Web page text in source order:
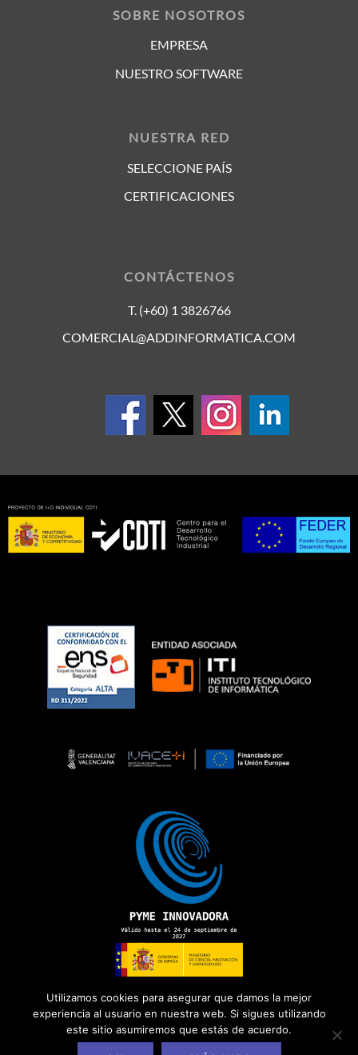
SOBRE NOSOTROS
EMPRESA
NUESTRO SOFTWARE
NUESTRA RED
SELECCIONE PAÍS
CERTIFICACIONES
CONTÁCTENOS
T. (+60) 1 3826766
COMERCIAL@ADDINFORMATICA.COM
Copyright 2026 ©ADD Informática· Todos los derechos
Política de Privacidad Aviso Legal| Política de Cookies
Utilizamos cookies para asegurar que damos la mejor
experiencia al usuario en nuestra web. Si sigues utilizando
este sitio asumiremos que estás de acuerdo.